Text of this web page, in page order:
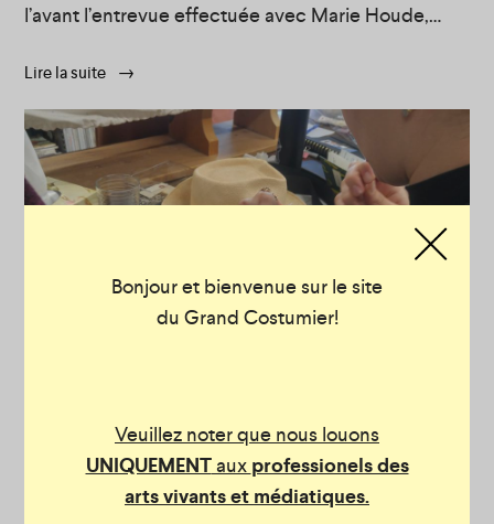
l’avant l’entrevue effectuée avec Marie Houde,
Lire la suite
21/02/2019
FORMATION AU GRAND COSTUMIER
Bonjour et bienvenue sur le site
du Grand Costumier!
Veuillez noter que nous louons
UNIQUEMENTaux professionels des
arts vivants et médiatiques.